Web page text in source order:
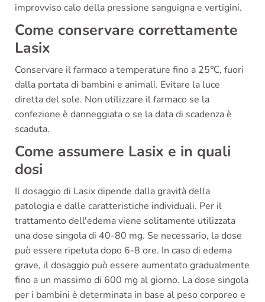
improvviso calo della pressione sanguigna e vertigini.
Come conservare correttamente
Lasix
Conservare il farmaco a temperature fino a 25℃, fuori
dalla portata di bambini e animali. Evitare la luce
diretta del sole. Non utilizzare il farmaco se la
confezione è danneggiata o se la data di scadenza è
scaduta.
Come assumere Lasix e in quali
dosi
Il dosaggio di Lasix dipende dalla gravità della
patologia e dalle caratteristiche individuali. Per il
trattamento dell'edema viene solitamente utilizzata
una dose singola di 40-80 mg. Se necessario, la dose
può essere ripetuta dopo 6-8 ore. In caso di edema
grave, il dosaggio può essere aumentato gradualmente
fino a un massimo di 600 mg al giorno. La dose singola
per i bambini è determinata in base al peso corporeo e